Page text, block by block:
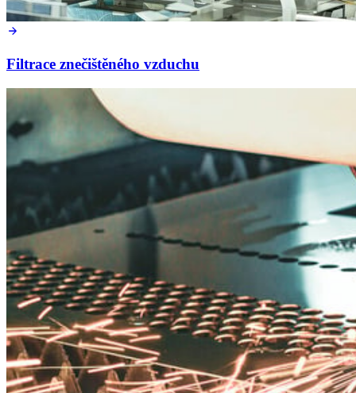
Filtrace znečištěného vzduchu